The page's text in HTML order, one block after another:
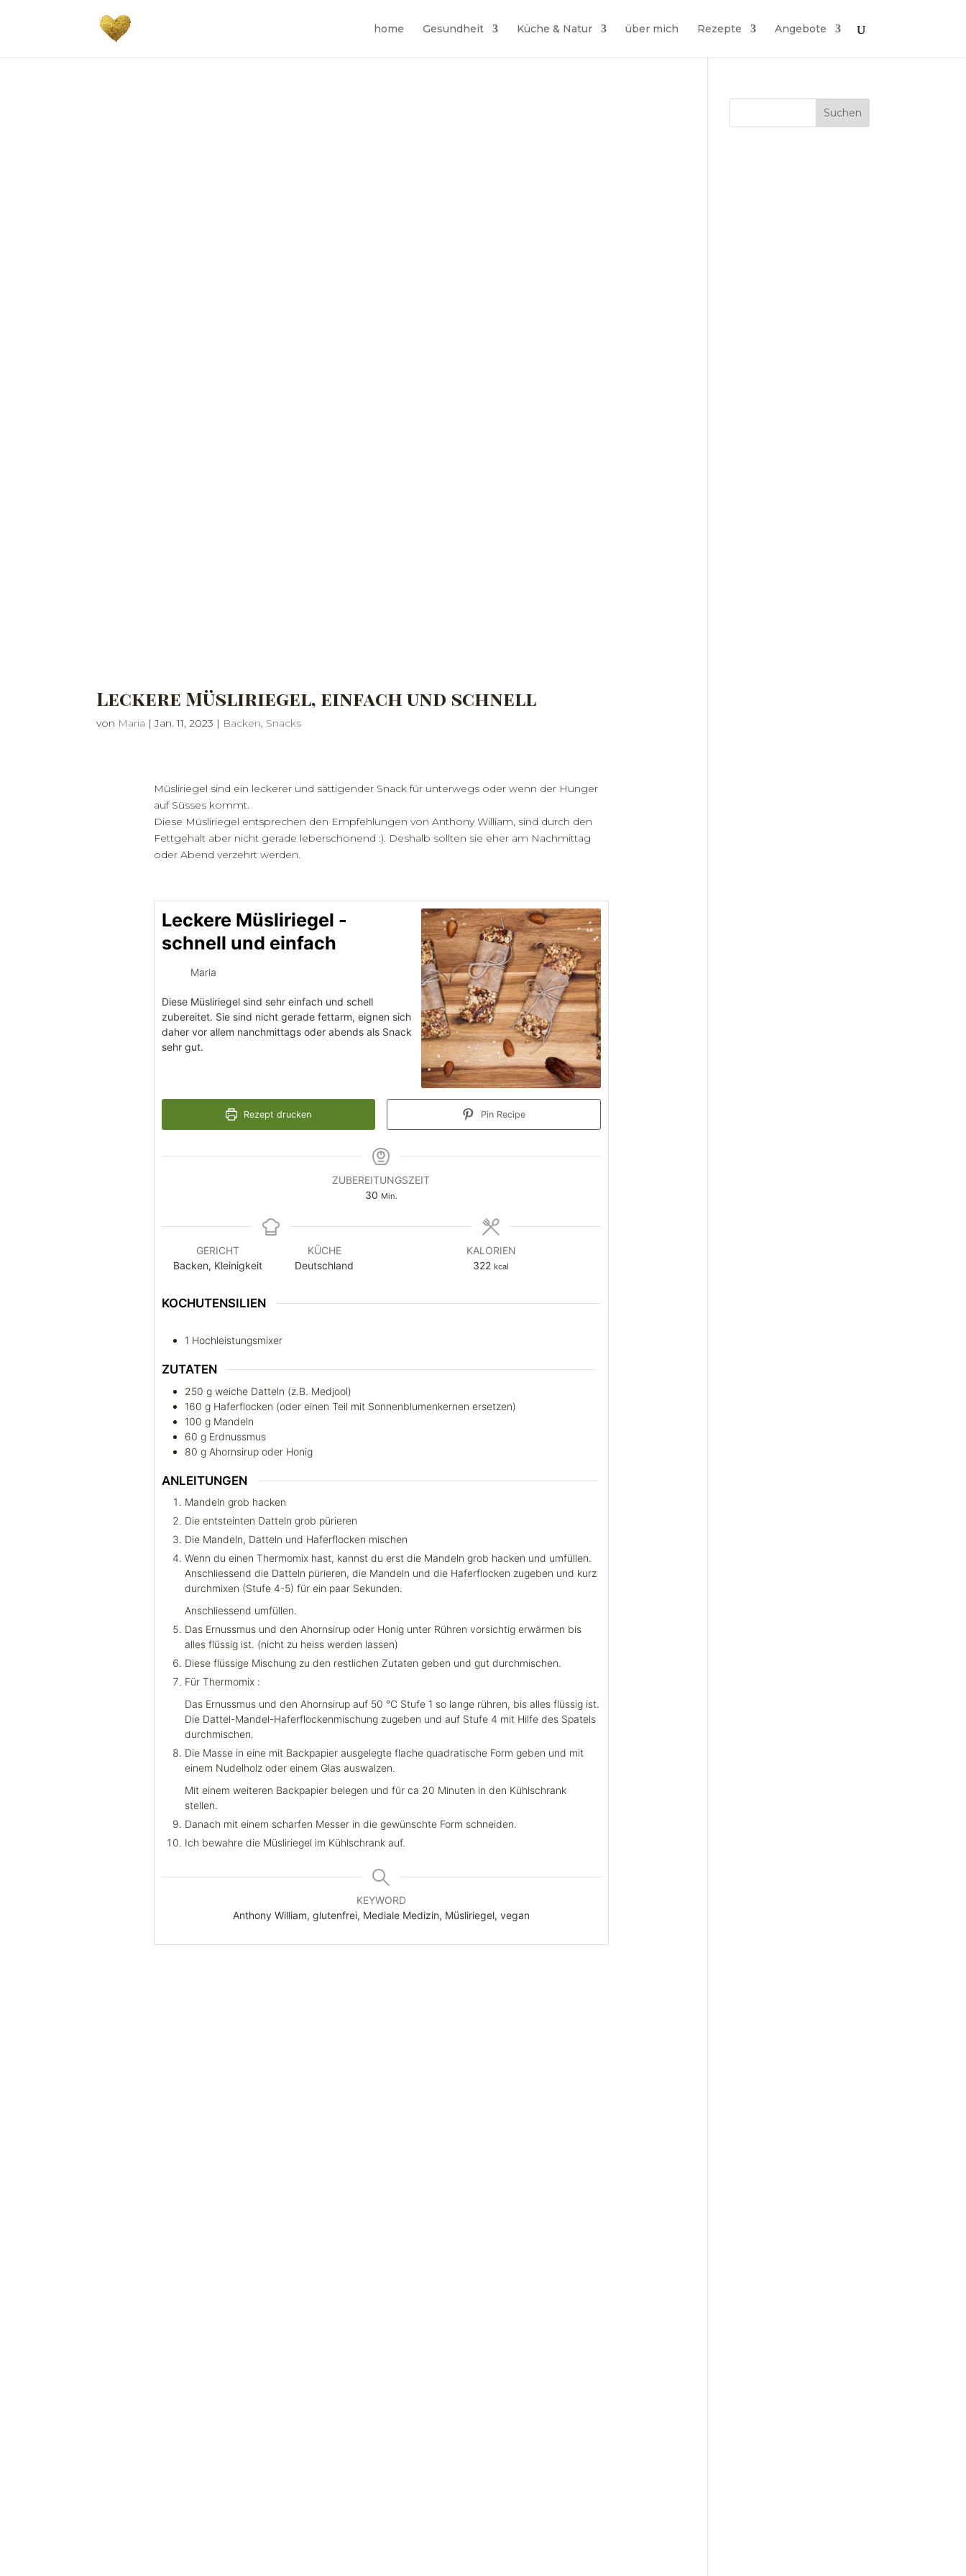
home Gesundheit Küche & Natur über mich Rezepte Angebote
Leckere Müsliriegel, einfach und schnell
von Maria |Jan. 11, 2023 | Backen, Snacks
Müsliriegel sind ein leckerer und sättigender Snack für unterwegs oder wenn der Hunger
auf Süsses kommt.
Diese Müsliriegel entsprechen den Empfehlungen von Anthony William, sind durch den
Fettgehalt aber nicht gerade leberschonend :). Deshalb sollten sie eher am Nachmittag
oder Abend verzehrt werden.
Leckere Müsliriegel -
schnell und einfach
Maria
Diese Müsliriegel sind sehr einfach und schell
zubereitet. Sie sind nicht gerade fettarm, eignen sich
daher vor allem nanchmittags oder abends als Snack
sehr gut.
Rezept drucken Pin Recipe
ZUBEREITUNGSZEIT
30Minuten
Min.
GERICHT
Backen, Kleinigkeit
KÜCHE
Deutschland
KALORIEN
322 kcal
KOCHUTENSILIEN
1 Hochleistungsmixer
ZUTATEN
250 g weiche Datteln (z.B. Medjool)
160 g Haferflocken (oder einen Teil mit Sonnenblumenkernen ersetzen)
100 g Mandeln
60 g Erdnussmus
80 g Ahornsirup oder Honig
ANLEITUNGEN
Mandeln grob hacken
Die entsteinten Datteln grob pürieren
Die Mandeln, Datteln und Haferflocken mischen
Wenn du einen Thermomix hast, kannst du erst die Mandeln grob hacken und umfüllen.
Anschliessend die Datteln pürieren, die Mandeln und die Haferflocken zugeben und kurz
durchmixen (Stufe 4-5) für ein paar Sekunden.
Anschliessend umfüllen.
Das Ernussmus und den Ahornsirup oder Honig unter Rühren vorsichtig erwärmen bis
alles flüssig ist. (nicht zu heiss werden lassen)
Diese flüssige Mischung zu den restlichen Zutaten geben und gut durchmischen.
Für Thermomix :
Das Ernussmus und den Ahornsirup auf 50 °C Stufe 1 so lange rühren, bis alles flüssig ist.
Die Dattel-Mandel-Haferflockenmischung zugeben und auf Stufe 4 mit Hilfe des Spatels
durchmischen.
Die Masse in eine mit Backpapier ausgelegte flache quadratische Form geben und mit
einem Nudelholz oder einem Glas auswalzen.
Mit einem weiteren Backpapier belegen und für ca 20 Minuten in den Kühlschrank
stellen.
Danach mit einem scharfen Messer in die gewünschte Form schneiden.
Ich bewahre die Müsliriegel im Kühlschrank auf.
KEYWORD
Anthony William, glutenfrei, Mediale Medizin, Müsliriegel, vegan